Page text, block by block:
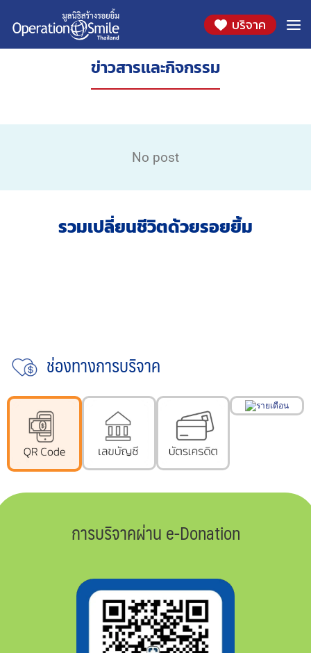
บริจาค
ข่าวสารเเละกิจกรรม
No post
รวมเปลี่ยนชีวิตด้วยรอยยิ้ม
ช่องทางการบริจาค
การบริจาคผ่าน e-Donation